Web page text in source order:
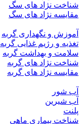
شناخت نژاد های سگ
مقایسه نژاد های سگ
آموزش و نگهداری گربه
تغذیه و رژیم غذایی گربه
سلامت و بهداشت گربه
شناخت نژاد های گربه
مقایسه نژاد های گربه
آب شور
آب شیرین
پلنت
شناخت بیماری ماهی